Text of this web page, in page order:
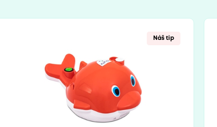
Náš tip